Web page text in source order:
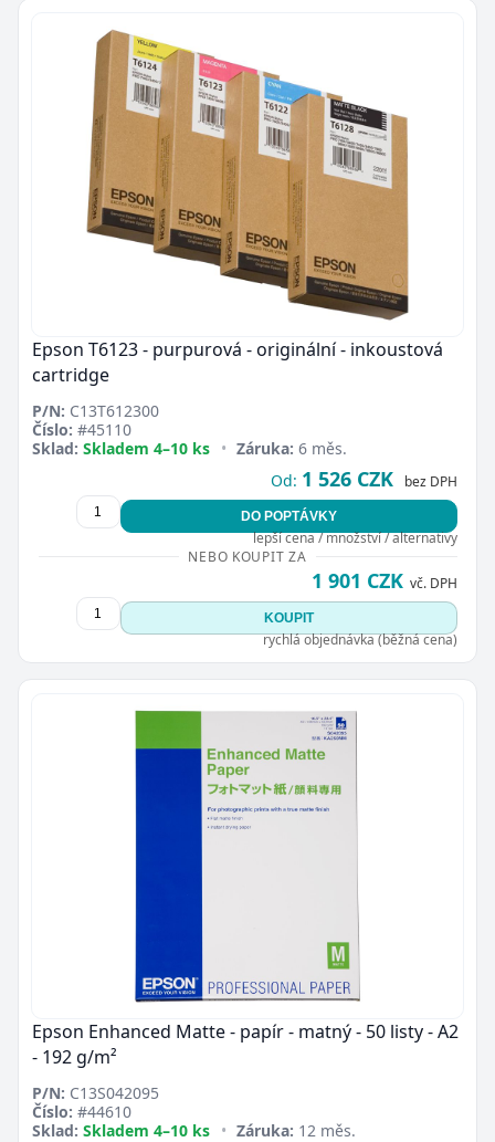
Epson T6123 - purpurová - originální - inkoustová
cartridge
P/N: C13T612300
Číslo: #45110
Sklad: Skladem 4–10 ks • Záruka: 6 měs.
Od: 1 526 CZK bez DPH
DO POPTÁVKY
lepší cena / množství / alternativy
NEBO KOUPIT ZA
1 901 CZK vč. DPH
KOUPIT
rychlá objednávka (běžná cena)
Epson Enhanced Matte - papír - matný - 50 listy - A2
- 192 g/m²
P/N: C13S042095
Číslo: #44610
Sklad: Skladem 4–10 ks • Záruka: 12 měs.